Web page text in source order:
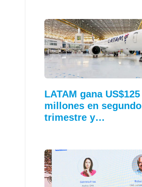
LATAM gana US$125
millones en segundo
trimestre y…